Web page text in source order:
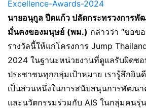
นายอนุกูล ปีดแก้ว ปลัดกระทรวงการพั
มั่นคงของมนุษย์ (พม.) กล่าวว่า “ขอข
รางวัลนี้ให้แก่โครงการ Jump
2024 ในฐานะหน่วยงานที่ดูแลรับผิดช
ประชาชนทุกกลุ่มเป้าหมาย เรารู้สึกยิน
เป็นส่วนหนึ่งในการสนับสนุนการพัฒนา
และนวัตกรรมร่วมกับ AIS ในกลุ่มคนรุ่